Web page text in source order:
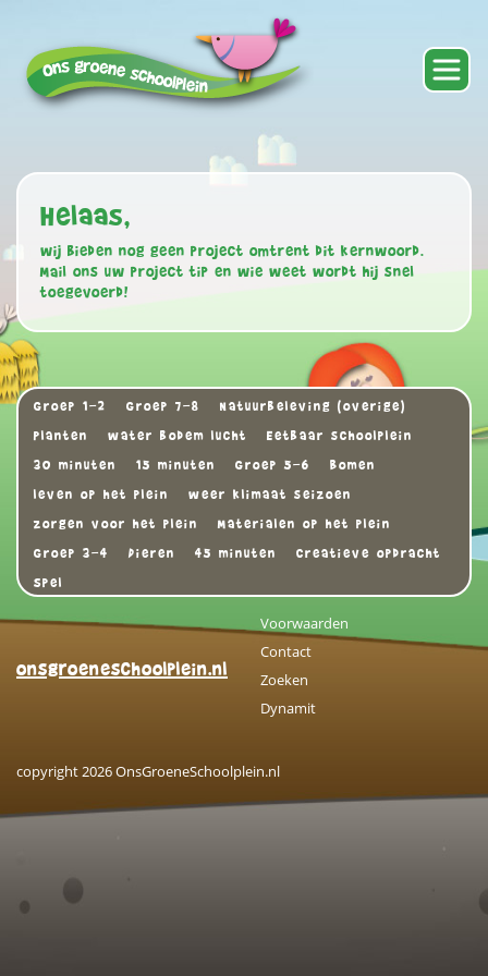
Helaas,
wij bieden nog geen project omtrent dit kernwoord.
Mail ons uw project tip en wie weet wordt hij snel
toegevoerd!
Groep 1-2 Groep 7-8
Natuurbeleving (overige)
Planten
water bodem lucht
Eetbaar schoolplein
30 minuten
15 minuten Groep 5-6
Bomen
leven op het plein
weer klimaat seizoen
zorgen voor het plein
Materialen op het plein
Groep 3-4
Dieren 45 minuten
Creatieve opdracht
Spel
onsgroeneschoolplein.nl
Voorwaarden
Contact
Zoeken
Dynamit
copyright 2026 OnsGroeneSchoolplein.nl